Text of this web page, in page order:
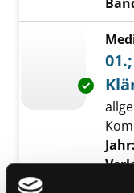
Jahr: